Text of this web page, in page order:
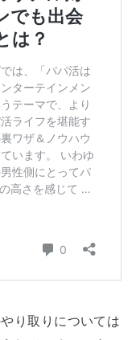
り取りについては